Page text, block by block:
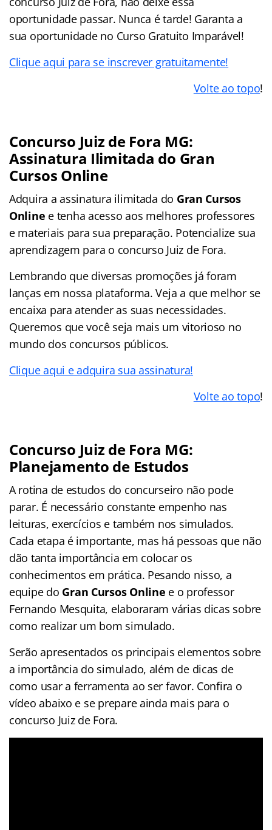
oportunidade passar. Nunca é tarde! Garanta a
sua oportunidade no Curso Gratuito Imparável!
Clique aqui para se inscrever gratuitamente!
Volte ao topo!
Concurso Juiz de Fora MG:
Assinatura Ilimitada do Gran
Cursos Online
Adquira a assinatura ilimitada do Gran Cursos
Online e tenha acesso aos melhores professores
e materiais para sua preparação. Potencialize sua
aprendizagem para o concurso Juiz de Fora.
Lembrando que diversas promoções já foram
lanças em nossa plataforma. Veja a que melhor se
encaixa para atender as suas necessidades.
Queremos que você seja mais um vitorioso no
mundo dos concursos públicos.
Clique aqui e adquira sua assinatura!
Volte ao topo!
Concurso Juiz de Fora MG:
Planejamento de Estudos
A rotina de estudos do concurseiro não pode
parar. É necessário constante empenho nas
leituras, exercícios e também nos simulados.
Cada etapa é importante, mas há pessoas que não
dão tanta importância em colocar os
conhecimentos em prática. Pesando nisso, a
equipe do Gran Cursos Online e o professor
Fernando Mesquita, elaboraram várias dicas sobre
como realizar um bom simulado.
Serão apresentados os principais elementos sobre
a importância do simulado, além de dicas de
como usar a ferramenta ao ser favor. Confira o
vídeo abaixo e se prepare ainda mais para o
concurso Juiz de Fora.